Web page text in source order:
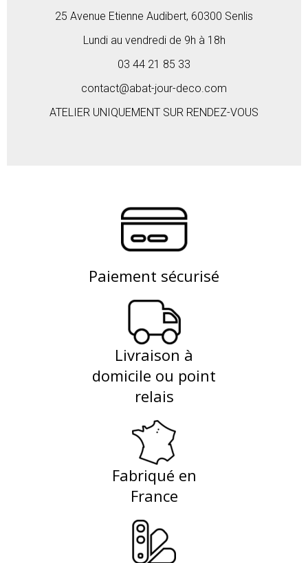
25 Avenue Etienne Audibert, 60300 Senlis
Lundi au vendredi de 9h à 18h
03 44 21 85 33
contact@abat-jour-deco.com
ATELIER UNIQUEMENT SUR RENDEZ-VOUS
Paiement sécurisé
Livraison à
domicile ou point
relais
Fabriqué en
France